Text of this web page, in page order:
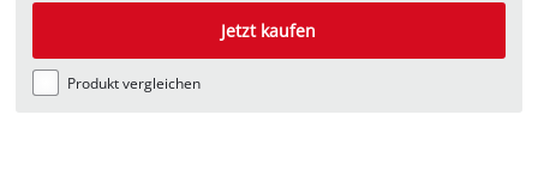
Jetzt kaufen
Produkt vergleichen